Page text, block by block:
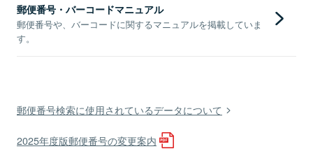
郵便番号・バーコードマニュアル
郵便番号や、バーコードに関するマニュアルを掲載していま
す。
郵便番号検索に使用されているデータについて
2025年度版郵便番号の変更案内